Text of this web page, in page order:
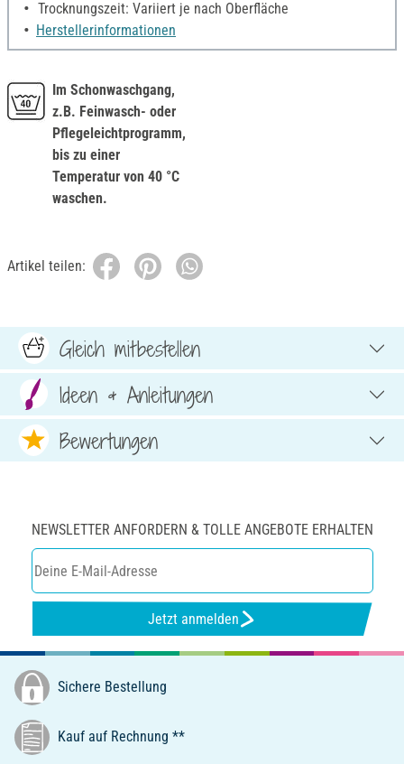
Trocknungszeit: Variiert je nach Oberfläche
Herstellerinformationen
Im Schonwaschgang,
z.B. Feinwasch- oder
Pflegeleichtprogramm,
bis zu einer
Temperatur von 40 °C
waschen.
Artikel teilen:
Gleich mitbestellen
Ideen & Anleitungen
Bewertungen
NEWSLETTER ANFORDERN & TOLLE ANGEBOTE ERHALTEN
Jetzt anmelden
Sichere Bestellung
Kauf auf Rechnung **